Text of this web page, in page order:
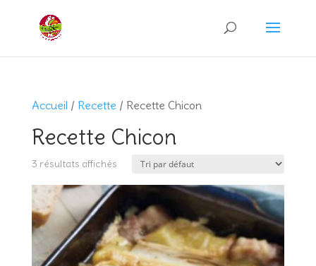
Recherche
produits
Accueil / Recette / Recette Chicon
Recette Chicon
3 résultats affichés